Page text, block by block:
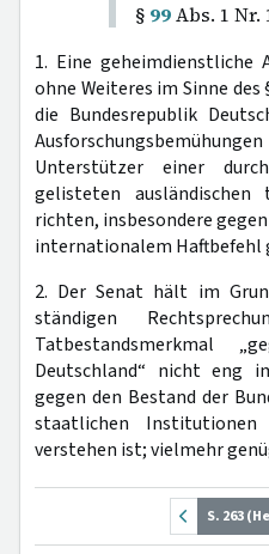
§ 99Abs. 1 Nr.
1. Eine
ohne Weiteres im Sinne des
die Bundesrepublik
Unterstützer einer
gelisteten ausländischen
richten, insbesondere
internationalem Haftbefehl
2. Der Senat hält im
ständigen
Tatbestandsmerkmal
Deutschland“ nicht eng
gegen den Bestand der
staatlichen
verstehen ist; vielmehr
S. 263